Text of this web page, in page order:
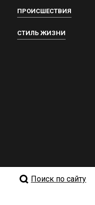
ПРОИСШЕСТВИЯ
СТИЛЬ ЖИЗНИ
Поиск по сайту